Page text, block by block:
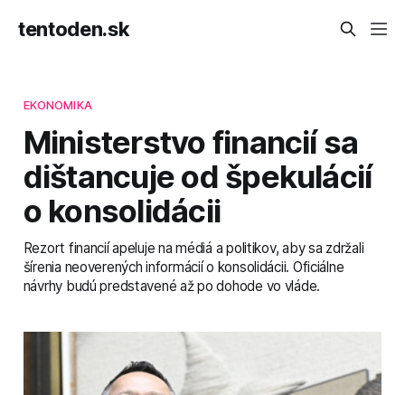
tentoden.sk
EKONOMIKA
Ministerstvo financií sa
dištancuje od špekulácií
o konsolidácii
Rezort financií apeluje na médiá a politikov, aby sa zdržali
šírenia neoverených informácií o konsolidácii. Oficiálne
návrhy budú predstavené až po dohode vo vláde.